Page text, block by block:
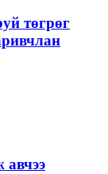
төгрөг